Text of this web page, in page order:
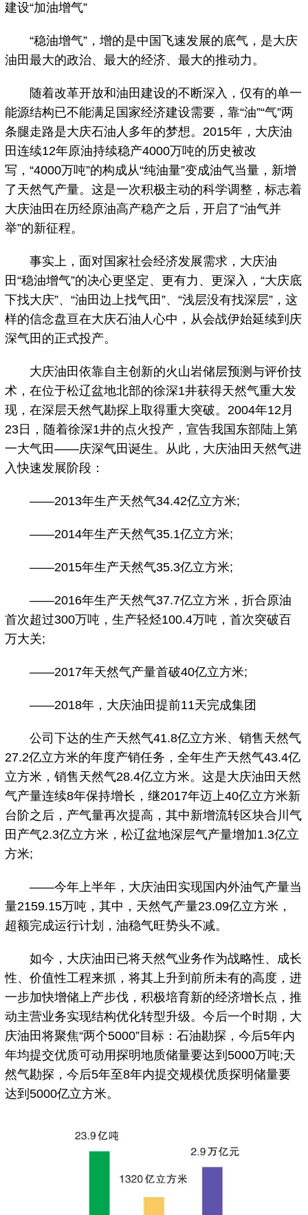
建设“加油增气”
“稳油增气”，增的是中国飞速发展的底气，是大庆
油田最大的政治、最大的经济、最大的推动力。
随着改革开放和油田建设的不断深入，仅有的单一
能源结构已不能满足国家经济建设需要，靠“油”“气”两
条腿走路是大庆石油人多年的梦想。2015年，大庆油
田连续12年原油持续稳产4000万吨的历史被改
写，“4000万吨”的构成从“纯油量”变成油气当量，新增
了天然气产量。这是一次积极主动的科学调整，标志着
大庆油田在历经原油高产稳产之后，开启了“油气并
举”的新征程。
事实上，面对国家社会经济发展需求，大庆油
田“稳油增气”的决心更坚定、更有力、更深入，“大庆底
下找大庆”、“油田边上找气田”、“浅层没有找深层”，这
样的信念盘亘在大庆石油人心中，从会战伊始延续到庆
深气田的正式投产。
大庆油田依靠自主创新的火山岩储层预测与评价技
术，在位于松辽盆地北部的徐深1井获得天然气重大发
现，在深层天然气勘探上取得重大突破。2004年12月
23日，随着徐深1井的点火投产，宣告我国东部陆上第
一大气田——庆深气田诞生。从此，大庆油田天然气进
入快速发展阶段：
——2013年生产天然气34.42亿立方米;
——2014年生产天然气35.1亿立方米;
——2015年生产天然气35.3亿立方米;
——2016年生产天然气37.7亿立方米，折合原油
首次超过300万吨，生产轻烃100.4万吨，首次突破百
万大关;
——2017年天然气产量首破40亿立方米;
——2018年，大庆油田提前11天完成集团
公司下达的生产天然气41.8亿立方米、销售天然气
27.2亿立方米的年度产销任务，全年生产天然气43.4亿
立方米，销售天然气28.4亿立方米。这是大庆油田天然
气产量连续8年保持增长，继2017年迈上40亿立方米新
台阶之后，产气量再次提高，其中新增流转区块合川气
田产气2.3亿立方米，松辽盆地深层气产量增加1.3亿立
方米;
——今年上半年，大庆油田实现国内外油气产量当
量2159.15万吨，其中，天然气产量23.09亿立方米，
超额完成运行计划，油稳气旺势头不减。
如今，大庆油田已将天然气业务作为战略性、成长
性、价值性工程来抓，将其上升到前所未有的高度，进
一步加快增储上产步伐，积极培育新的经济增长点，推
动主营业务实现结构优化转型升级。今后一个时期，大
庆油田将聚焦“两个5000”目标：石油勘探，今后5年内
年均提交优质可动用探明地质储量要达到5000万吨;天
然气勘探，今后5年至8年内提交规模优质探明储量要
达到5000亿立方米。